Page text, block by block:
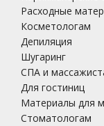
Расходные
Косметологам
Депиляция
Шугаринг
СПА и
Для гостиниц
Материалы для
Стоматологам